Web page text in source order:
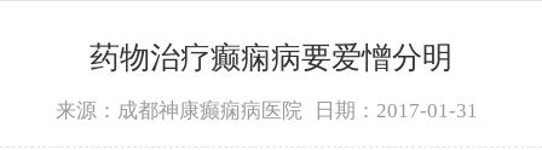
药物治疗癫痫病要爱憎分明
来源：成都神康癫痫病医院 日期：2017-01-31